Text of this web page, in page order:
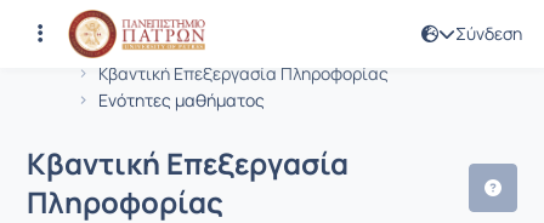
Σύνδεση
Αρχική Σελίδα
Κβαντική Επεξεργασία Πληροφορίας
Ενότητες μαθήματος
Μάθημα : Κβαντική Επεξεργασία
Κωδικός : EE742
Κβαντική Επεξεργασία
Πληροφορίας